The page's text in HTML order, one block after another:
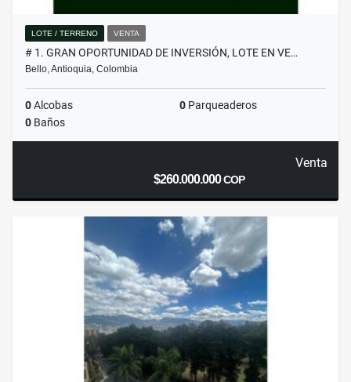
LOTE / TERRENO VENTA
# 1. GRAN OPORTUNIDAD DE INVERSIÓN, LOTE EN VE…
Bello, Antioquia, Colombia
0Alcobas 0 Parqueaderos
0 Baños
Venta
$260.000.000COP